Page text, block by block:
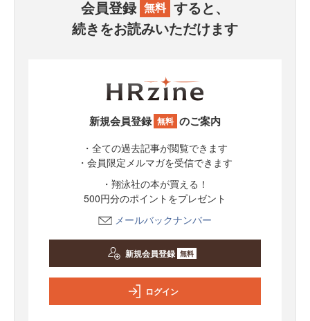
会員登録 無料 すると、
続きをお読みいただけます
新規会員登録 無料 のご案内
・全ての過去記事が閲覧できます
・会員限定メルマガを受信できます
・翔泳社の本が買える！
500円分のポイントをプレゼント
メールバックナンバー
新規会員登録 無料
ログイン